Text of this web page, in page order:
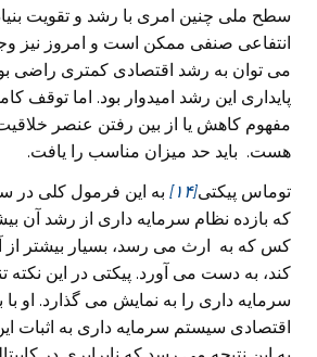
سطح ملی چنین امری با رشد و تقویت
انتفاعی صنفی ممکن است و امروز نیز
می توان به رشد اقتصادی کمتری راضی
پایداری این رشد امیدوار بود. اما توقف
مفهوم کاهش یا از بین رفتن عنصر
هست. باید حد میزان مناسب را یافت.
توماس پیکتی[۱۴]
به این فرمول کلی در
که بازده نظام سرمایه داری از رشد آن
کس که به ارث می‌ رسد، بسیار بیشتر
کند، به دست می‌ آورد. پیکتی در این
سرمایه داری را به نمایش می‌ گذارد. او
اقتصادی سیستم سرمایه داری به اثبات